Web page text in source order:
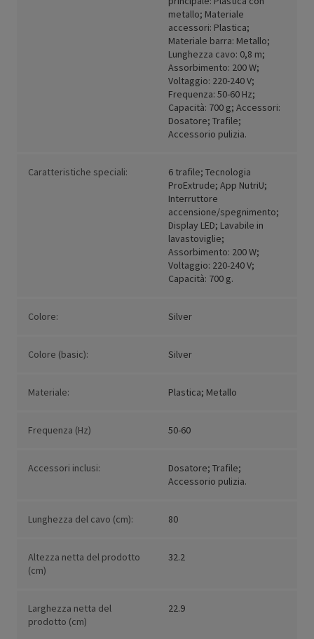
metallo; Materiale
accessori: Plastica;
Materiale barra: Metallo;
Lunghezza cavo: 0,8 m;
Assorbimento: 200 W;
Voltaggio: 220-240 V;
Frequenza: 50-60 Hz;
Capacità: 700 g; Accessori:
Dosatore; Trafile;
Accessorio pulizia.
Caratteristiche speciali:
6 trafile; Tecnologia
ProExtrude; App NutriU;
Interruttore
accensione/spegnimento;
Display LED; Lavabile in
lavastoviglie;
Assorbimento: 200 W;
Voltaggio: 220-240 V;
Capacità: 700 g.
Colore: Silver
Colore (basic): Silver
Materiale: Plastica; Metallo
Frequenza (Hz) 50-60
Accessori inclusi:
Dosatore; Trafile;
Accessorio pulizia.
Lunghezza del cavo (cm): 80
Altezza netta del prodotto
(cm)
32.2
Larghezza netta del
prodotto (cm)
22.9